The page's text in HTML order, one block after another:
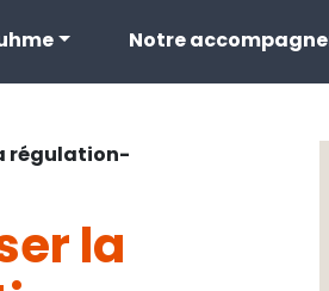
Notre
régulation-
la